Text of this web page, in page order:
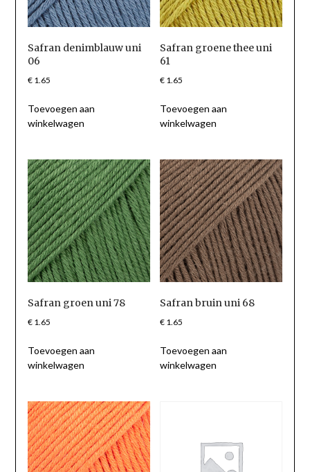
Safran denimblauw uni
06
€1.65
Toevoegen aan
winkelwagen
Safran groene thee uni
61
€ 1.65
Toevoegen aan
winkelwagen
Safran groen uni 78
€1.65
Toevoegen aan
winkelwagen
Safran bruin uni 68
€ 1.65
Toevoegen aan
winkelwagen